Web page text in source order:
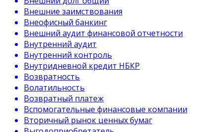
Внешние заимствования
Внеофисный банкинг
Внешний аудит финансовой отчетности
Внутренний аудит
Внутренний контроль
Внутридневной кредит НБКР
Возвратность
Волатильность
Возвратный платеж
Вспомогательные финансовые компании
Вторичный рынок ценных бумаг